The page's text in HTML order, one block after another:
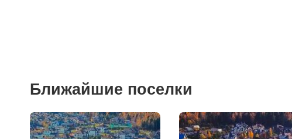
Ближайшие поселки